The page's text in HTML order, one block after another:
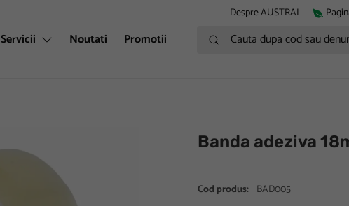
Despre AUSTRAL
Servicii Noutati Promotii Cauta dupa cod sau denumire
Banda adeziva
Cod produs: BAD005